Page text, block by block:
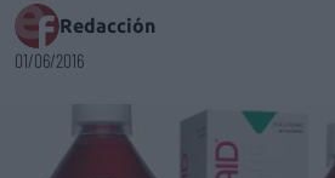
Redacción
01/06/2016